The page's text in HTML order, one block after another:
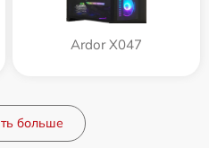
Ardor X047
больше